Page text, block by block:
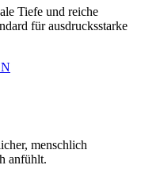
Tiefe und reiche
für ausdrucksstarke
menschlich
anfühlt.